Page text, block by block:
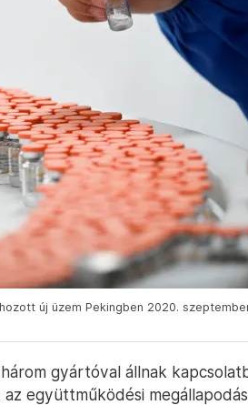
új üzem Pekingben 2020.
gyártóval állnak
együttműködési